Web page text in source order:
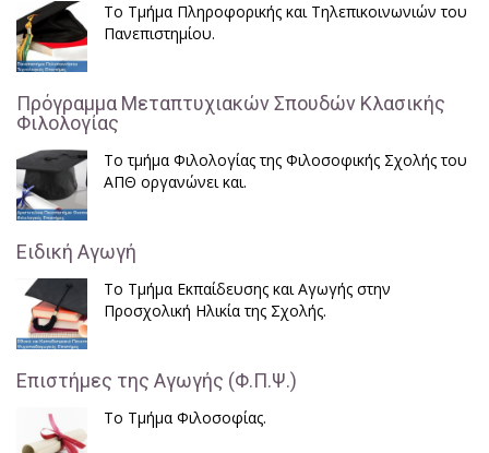
Το Τμήμα Πληροφορικής και Τηλεπικοινωνιών του
Πανεπιστημίου.
Πρόγραμμα Μεταπτυχιακών Σπουδών Κλασικής
Φιλολογίας
Το τμήμα Φιλολογίας της Φιλοσοφικής Σχολής του
ΑΠΘ οργανώνει και.
Ειδική Αγωγή
Το Τμήμα Εκπαίδευσης και Αγωγής στην
Προσχολική Ηλικία της Σχολής.
Επιστήμες της Αγωγής (Φ.Π.Ψ.)
Το Τμήμα Φιλοσοφίας.